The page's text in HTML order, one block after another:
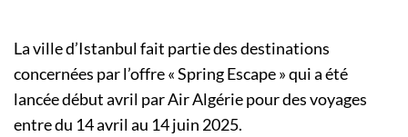
La ville d’Istanbul fait partie des destinations
concernées par l’offre « Spring Escape » qui a été
lancée début avril par Air Algérie pour des voyages
entre du 14 avril au 14 juin 2025.